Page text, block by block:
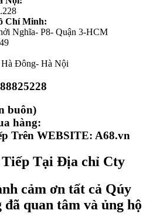
Chí Minh:
Nghĩa- P8- Quận 3-HCM
Đông- Hà Nội
buôn)
hàng:
Trên WEBSITE: A68.vn
Tại Địa chỉ Cty
cảm ơn tất cả Qúy
quan tâm và ủng hộ